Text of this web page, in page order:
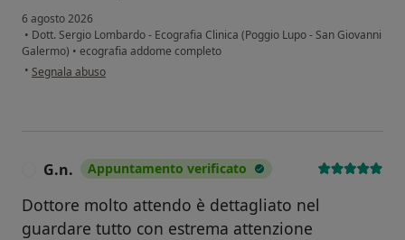
6 agosto 2026
• Dott. Sergio Lombardo - Ecografia Clinica (Poggio Lupo - San Giovanni
Galermo) • ecografia addome completo
• secondo l'opinione dell'utente Andrea
Segnala abuso
G.n. Appuntamento verificato
Dottore molto attendo è dettagliato nel
guardare tutto con estrema attenzione